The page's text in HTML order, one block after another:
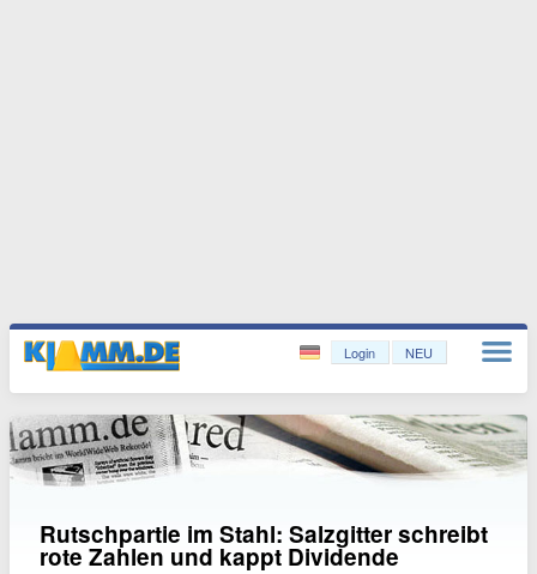
Login NEU
Rutschpartie im Stahl: Salzgitter schreibt
rote Zahlen und kappt Dividende